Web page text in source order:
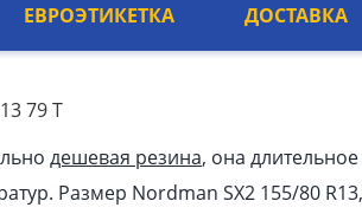
ЕВРОЭТИКЕТКА ДОСТАВКА
79 T
дешевая резина, она
Размер Nordman SX2 155/80